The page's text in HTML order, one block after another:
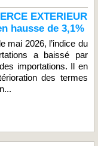
EXTERIEUR
hausse de 3,1%
2026, l’indice du
a baissé par
importations. Il en
des termes